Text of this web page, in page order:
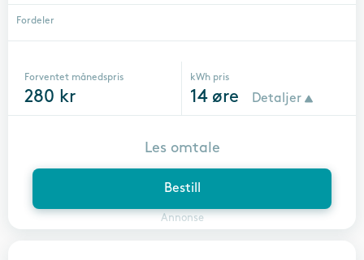
Fordeler
Forventet månedspris
280 kr
kWh pris
14øre Detaljer
Bestill
Annonse
Les omtale